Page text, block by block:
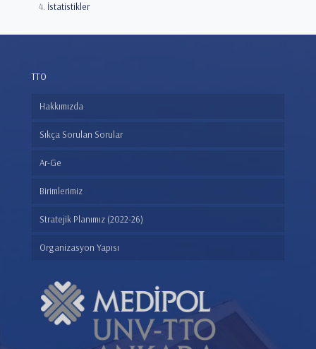
İstatistikler
TTO
Hakkımızda
Sıkça Sorulan Sorular
Ar-Ge
Birimlerimiz
Stratejik Planımız (2022-26)
Organizasyon Yapısı